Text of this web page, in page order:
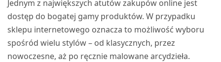
Jednym z największych atutów zakupów online jest
dostęp do bogatej gamy produktów. W przypadku
sklepu internetowego oznacza to możliwość wyboru
spośród wielu stylów – od klasycznych, przez
nowoczesne, aż po ręcznie malowane arcydzieła.